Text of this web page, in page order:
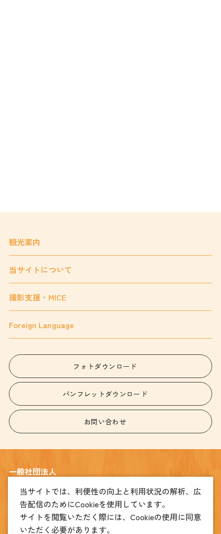
観光案内
当サイトについて
撮影支援・MICE
Foreign Language
フォトダウンロード
パンフレットダウンロード
お問い合わせ
一般社団法人
〒320-0026
宇都宮市馬場通り4丁目1番1号 うつのみや表参道スクエア2階
(観光振興課)028-678-8039 (MICE振興課)028-612-3905
028-678-8049
当サイトでは、利便性の向上と利用状況の解析、広
告配信のためにCookieを使用しています。
サイトを閲覧いただく際には、Cookieの使用に同意
いただく必要があります。